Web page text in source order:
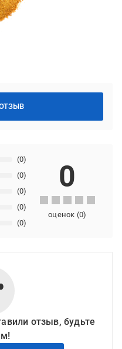
(0)
(0)
(0)
(0)
(0)
0
оценок (0)
отзыв, будьте